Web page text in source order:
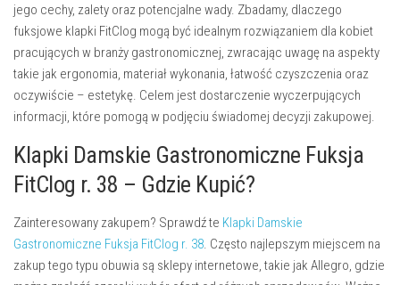
jego cechy, zalety oraz potencjalne wady. Zbadamy, dlaczego
fuksjowe klapki FitClog mogą być idealnym rozwiązaniem dla kobiet
pracujących w branży gastronomicznej, zwracając uwagę na aspekty
takie jak ergonomia, materiał wykonania, łatwość czyszczenia oraz
oczywiście – estetykę. Celem jest dostarczenie wyczerpujących
informacji, które pomogą w podjęciu świadomej decyzji zakupowej.
Klapki Damskie Gastronomiczne Fuksja
FitClog r. 38 – Gdzie Kupić?
Zainteresowany zakupem? Sprawdź te Klapki Damskie
Gastronomiczne Fuksja FitClog r. 38 . Często najlepszym miejscem na
zakup tego typu obuwia są sklepy internetowe, takie jak Allegro, gdzie